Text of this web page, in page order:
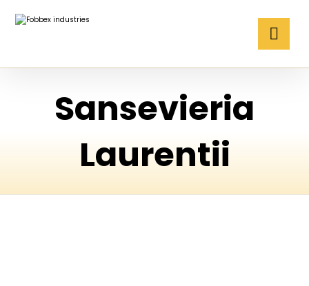
Sansevieria
Laurentii